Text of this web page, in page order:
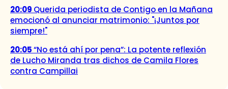
20:09 Querida periodista de Contigo en la Mañana
emocionó al anunciar matrimonio: "¡Juntos por
siempre!"
20:05“No está ahí por pena”: La potente reflexión
de Lucho Miranda tras dichos de Camila Flores
contra Campillai